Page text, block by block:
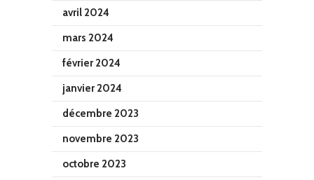
avril 2024
mars 2024
février 2024
janvier 2024
décembre 2023
novembre 2023
octobre 2023